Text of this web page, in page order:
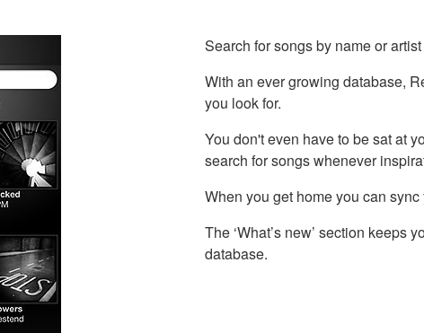
Search for songs by name or
With an ever growing database,
you look for.
You don't even have to be sat at
search for songs whenever
When you get home you can
The ‘What’s new’ section keeps
database.